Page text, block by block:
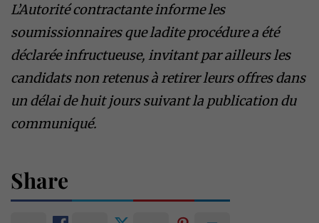
L’Autorité contractante informe les
soumissionnaires que ladite procédure a été
déclarée infructueuse, invitant par ailleurs les
candidats non retenus à retirer leurs offres dans
un délai de huit jours suivant la publication du
communiqué.
Share